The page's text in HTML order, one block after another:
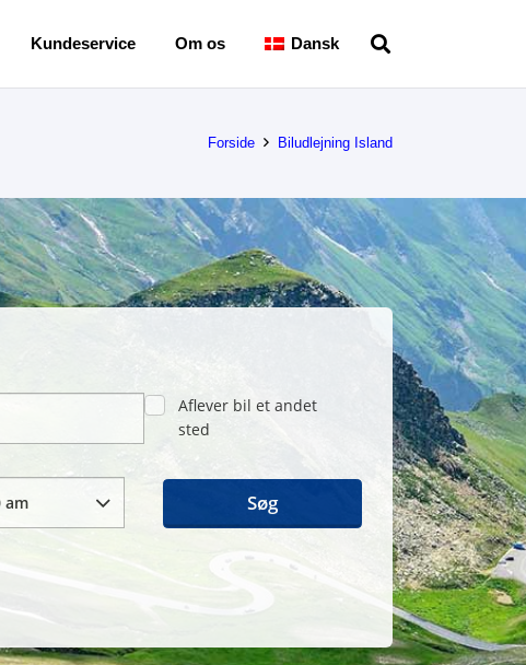
Kundeservice Om os Dansk
Forside Biludlejning Island
Aflever bil et andet
sted
Søg